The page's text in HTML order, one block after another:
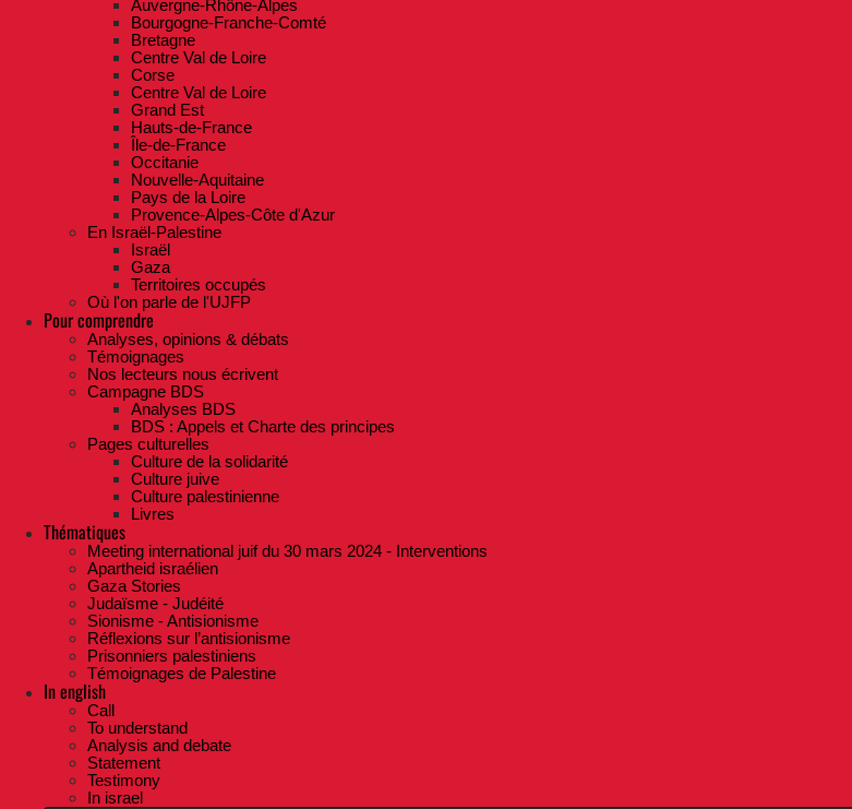
Auvergne-Rhône-Alpes
Bourgogne-Franche-Comté
Bretagne
Centre Val de Loire
Corse
Centre Val de Loire
Grand Est
Hauts-de-France
Île-de-France
Occitanie
Nouvelle-Aquitaine
Pays de la Loire
Provence-Alpes-Côte d'Azur
En Israël-Palestine
Israël
Gaza
Territoires occupés
Où l'on parle de l'UJFP
Pour comprendre
Analyses, opinions & débats
Témoignages
Nos lecteurs nous écrivent
Campagne BDS
Analyses BDS
BDS : Appels et Charte des principes
Pages culturelles
Culture de la solidarité
Culture juive
Culture palestinienne
Livres
Thématiques
Meeting international juif du 30 mars 2024 - Interventions
Apartheid israélien
Gaza Stories
Judaïsme - Judéité
Sionisme - Antisionisme
Réflexions sur l’antisionisme
Prisonniers palestiniens
Témoignages de Palestine
In english
Call
To understand
Analysis and debate
Statement
Testimony
In israel